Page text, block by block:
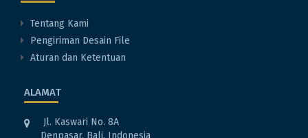
Tentang Kami
Pengiriman Desain File
Aturan dan Ketentuan
ALAMAT
Jl. Kaswari No. 8A